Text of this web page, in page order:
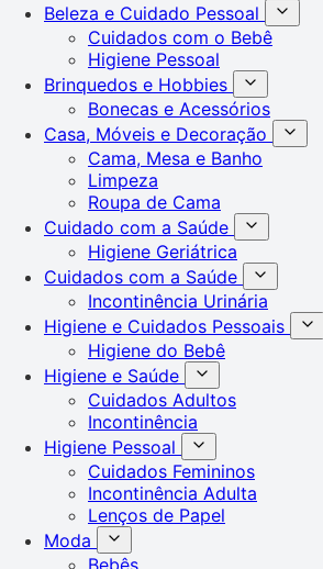
Beleza e Cuidado Pessoal
Cuidados com o Bebê
Higiene Pessoal
Brinquedos e Hobbies
Bonecas e Acessórios
Casa, Móveis e Decoração
Cama, Mesa e Banho
Limpeza
Roupa de Cama
Cuidado com a Saúde
Higiene Geriátrica
Cuidados com a Saúde
Incontinência Urinária
Higiene e Cuidados Pessoais
Higiene do Bebê
Higiene e Saúde
Cuidados Adultos
Incontinência
Higiene Pessoal
Cuidados Femininos
Incontinência Adulta
Lenços de Papel
Moda
Bebês